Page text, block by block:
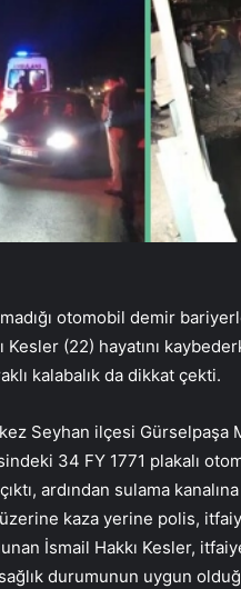
otomobil demir
(22) hayatını
kalabalık da dikkat çekti.
Seyhan ilçesi Gürselpaşa
34 FY 1771 plakalı
ardından sulama
kaza yerine polis,
İsmail Hakkı Kesler,
durumunun uygun